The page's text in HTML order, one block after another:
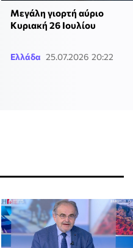
Μεγάλη γιορτή αύριο
Κυριακή 26 Ιουλίου
Ελλάδα 25.07.2026 20:22